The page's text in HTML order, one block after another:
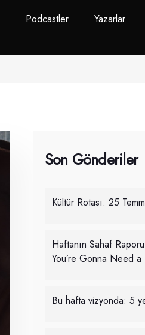
Podcastler Yazarlar
Son Gönderiler
Kültür Rotası: 25
Haftanın Sahaf
You’re Gonna Need a
Bu hafta vizyonda: 5